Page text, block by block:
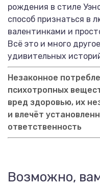
рождения в стиле
способ признаться в
валентинками и
Всё это и много
удивительных
Незаконное
психотропных
вред здоровью, их
и влечёт
ответственность
Возможно,